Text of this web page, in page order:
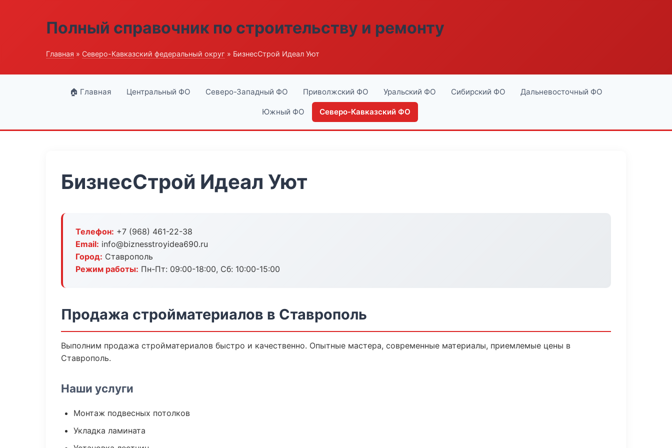
Полный справочник по строительству и ремонту
Главная » Северо-Кавказский федеральный округ » БизнесСтрой Идеал Уют
🏠 Главная Центральный ФО Северо-Западный ФО Приволжский ФО Уральский ФО Сибирский ФО Дальневосточный ФО
Южный ФО Северо-Кавказский ФО
БизнесСтрой Идеал Уют
Телефон: +7 (968) 461-22-38
Email: info@biznesstroyidea690.ru
Город: Ставрополь
Режим работы: Пн-Пт: 09:00-18:00, Сб: 10:00-15:00
Продажа стройматериалов в Ставрополь
Выполним продажа стройматериалов быстро и качественно. Опытные мастера, современные материалы, приемлемые цены в
Ставрополь.
Наши услуги
Монтаж подвесных потолков
Укладка ламината